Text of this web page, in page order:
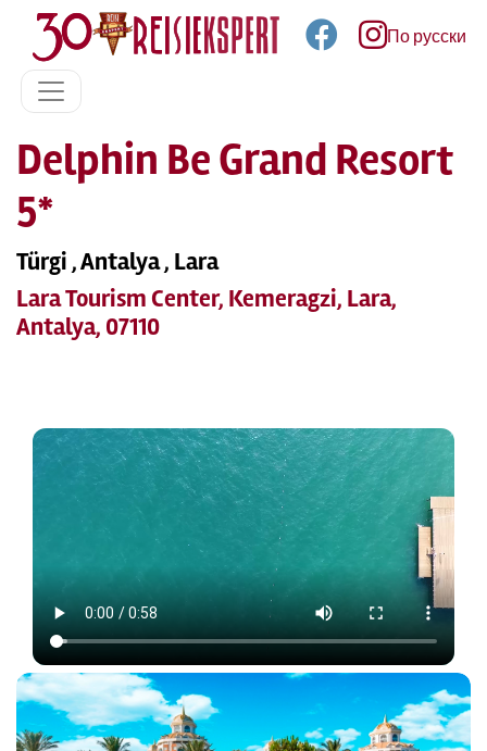
По русски
Delphin Be Grand Resort
5*
Türgi , Antalya , Lara
Lara Tourism Center, Kemeragzi, Lara,
Antalya, 07110